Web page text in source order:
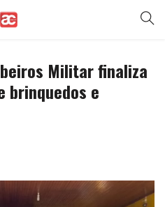
Militar finaliza
brinquedos e